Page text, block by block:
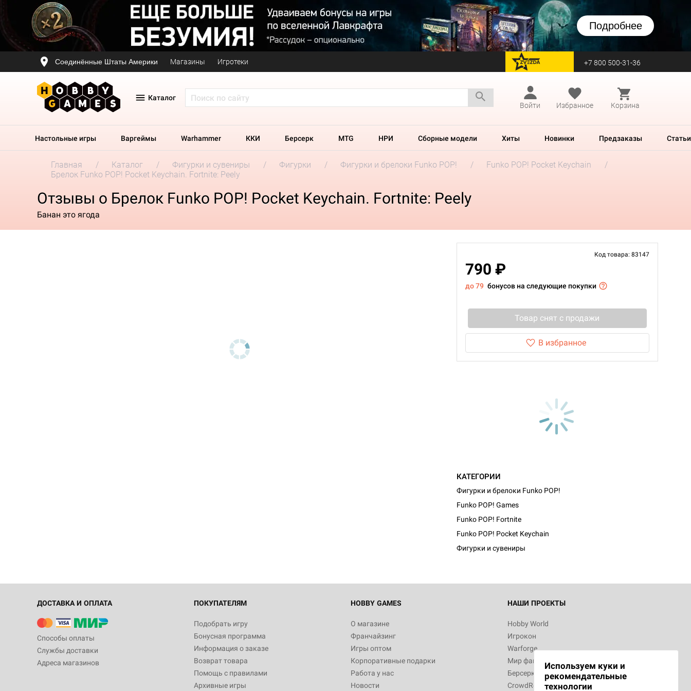
Подробнее
Соединённые Штаты Америки Магазины Игротеки перейти на Zvezda +7 800 500-31-36
Каталог
Войти
Избранное Корзина
Настольные игры Варгеймы Warhammer ККИ Берсерк MTG НРИ Сборные модели Хиты Новинки Предзаказы Статьи
Главная Каталог Фигурки и сувениры Фигурки Фигурки и брелоки Funko POP!
Funko POP! Pocket Keychain
Брелок Funko POP! Pocket Keychain. Fortnite: Peely
Отзывы о Брелок Funko POP! Pocket Keychain. Fortnite: Peely
Банан это ягода
Код товара: 83147
790 ₽
до 79 бонусов на следующие покупки
Товар снят с продажи
В избранное
КАТЕГОРИИ
Фигурки и брелоки Funko POP!
Funko POP! Games
Funko POP! Fortnite
Funko POP! Pocket Keychain
Фигурки и сувениры
ДОСТАВКА И ОПЛАТА
Способы оплаты
Службы доставки
Адреса магазинов
ПОКУПАТЕЛЯМ
Подобрать игру
Бонусная программа
Информация о заказе
Возврат товара
Помощь с правилами
Архивные игры
HOBBY GAMES
О магазине
Франчайзинг
Игры оптом
Корпоративные подарки
Работа у нас
Новости
НАШИ ПРОЕКТЫ
Hobby World
Игрокон
Warforge
Мир фантастики
Берсерк
CrowdRepublic
Используем куки и
рекомендательные
технологии